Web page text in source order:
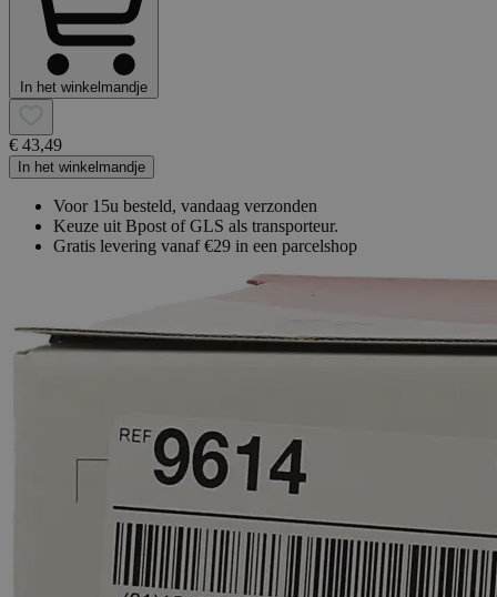
In het winkelmandje
€ 43,49
In het winkelmandje
Voor 15u besteld, vandaag verzonden
Keuze uit Bpost of GLS als transporteur.
Gratis levering vanaf €29 in een parcelshop